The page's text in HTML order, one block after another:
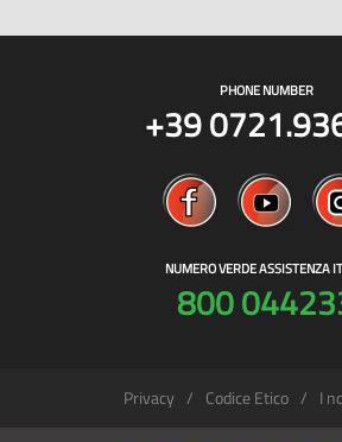
PHONE NUMBER
+39
NUMERO VERDE ASSISTENZA
800
Privacy Codice Etico I